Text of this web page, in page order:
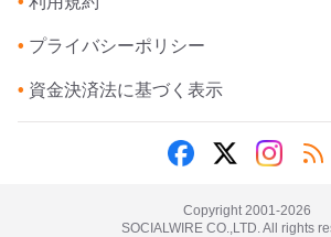
• プライバシーポリシー
• 資金決済法に基づく表示
Copyright 2001-2026
SOCIALWIRE CO.,LTD. All rights